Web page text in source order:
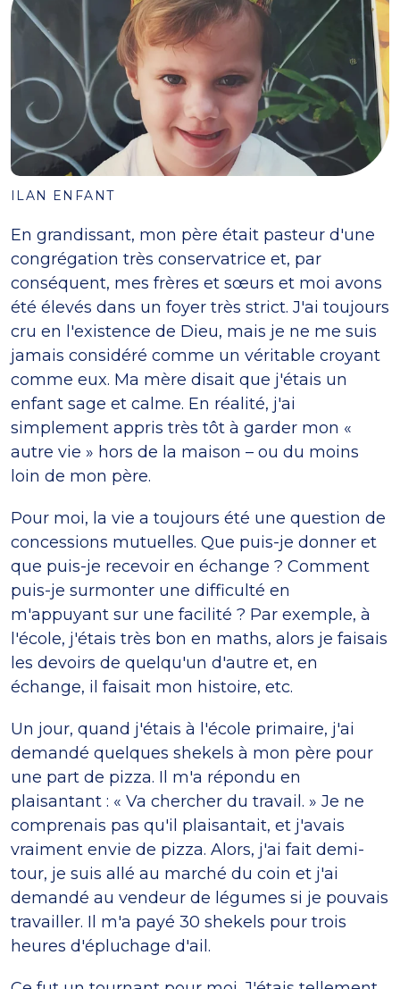
ILAN ENFANT
En grandissant, mon père était pasteur d'une
congrégation très conservatrice et, par
conséquent, mes frères et sœurs et moi avons
été élevés dans un foyer très strict. J'ai toujours
cru en l'existence de Dieu, mais je ne me suis
jamais considéré comme un véritable croyant
comme eux. Ma mère disait que j'étais un
enfant sage et calme. En réalité, j'ai
simplement appris très tôt à garder mon «
autre vie » hors de la maison – ou du moins
loin de mon père.
Pour moi, la vie a toujours été une question de
concessions mutuelles. Que puis-je donner et
que puis-je recevoir en échange ? Comment
puis-je surmonter une difficulté en
m'appuyant sur une facilité ? Par exemple, à
l'école, j'étais très bon en maths, alors je faisais
les devoirs de quelqu'un d'autre et, en
échange, il faisait mon histoire, etc.
Un jour, quand j'étais à l'école primaire, j'ai
demandé quelques shekels à mon père pour
une part de pizza. Il m'a répondu en
plaisantant : « Va chercher du travail. » Je ne
comprenais pas qu'il plaisantait, et j'avais
vraiment envie de pizza. Alors, j'ai fait demi-
tour, je suis allé au marché du coin et j'ai
demandé au vendeur de légumes si je pouvais
travailler. Il m'a payé 30 shekels pour trois
heures d'épluchage d'ail.